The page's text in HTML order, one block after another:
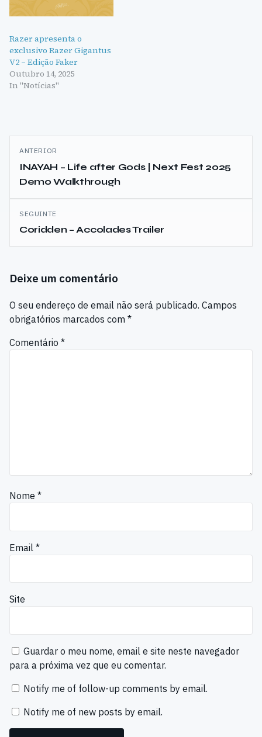
Razer apresenta o
exclusivo Razer Gigantus
V2 – Edição Faker
Outubro 14, 2025
In "Notícias"
Navegação
de
artigos
ANTERIOR
INAYAH – Life after Gods | Next Fest 2025
Demo Walkthrough
SEGUINTE
Coridden – Accolades Trailer
Deixe um comentário
O seu endereço de email não será publicado. Campos
obrigatórios marcados com *
Comentário *
Nome *
Email *
Site
Guardar o meu nome, email e site neste navegador
para a próxima vez que eu comentar.
Notify me of follow-up comments by email.
Notify me of new posts by email.